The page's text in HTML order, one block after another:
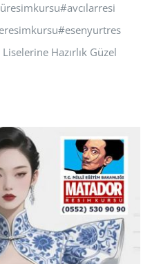
Hazırlık Güzel